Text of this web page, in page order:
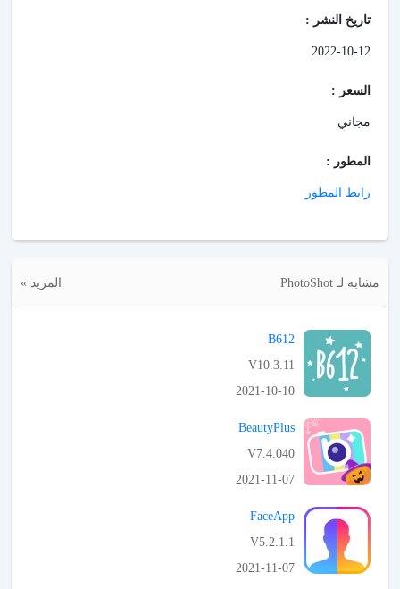
تاريخ النشر :
2022-10-12
السعر :
مجاني
المطور :
رابط المطور
مشابه لـ PhotoShot المزيد »
B612
V10.3.11
2021-10-10
BeautyPlus
V7.4.040
2021-11-07
FaceApp
V5.2.1.1
2021-11-07